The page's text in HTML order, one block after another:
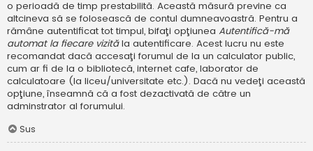
o perioadă de timp prestabilită. Această măsură previne ca
altcineva să se folosească de contul dumneavoastră. Pentru a
rămâne autentificat tot timpul, bifaţi opţiunea Autentifică-mă
automat la fiecare vizităla autentificare. Acest lucru nu este
recomandat dacă accesaţi forumul de la un calculator public,
cum ar fi de la o bibliotecă, internet cafe, laborator de
calculatoare (la liceu/universitate etc.). Dacă nu vedeţi această
opţiune, înseamnă că a fost dezactivată de către un
adminstrator al forumului.
Sus